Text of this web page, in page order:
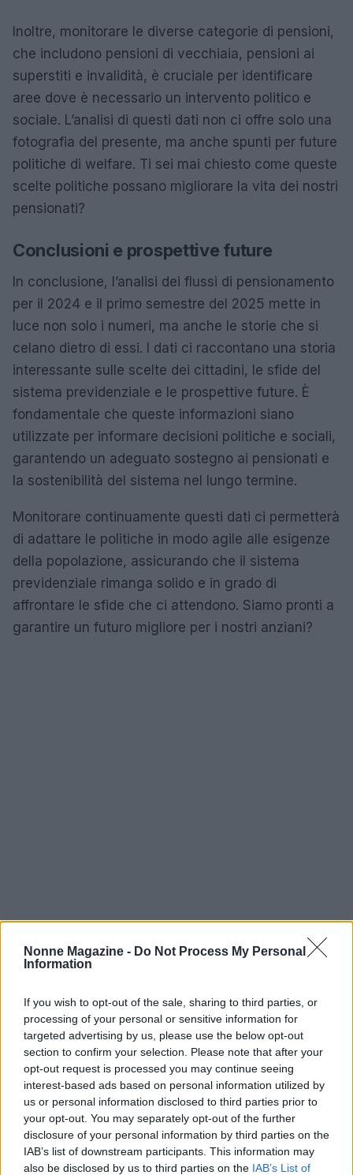
Nonne Magazine - Do Not Process My Personal
Information
If you wish to opt-out of the sale, sharing to third parties, or
processing of your personal or sensitive information for
targeted advertising by us, please use the below opt-out
section to confirm your selection. Please note that after your
opt-out request is processed you may continue seeing
interest-based ads based on personal information utilized by
us or personal information disclosed to third parties prior to
your opt-out. You may separately opt-out of the further
disclosure of your personal information by third parties on the
IAB’s list of downstream participants. This information may
also be disclosed by us to third parties on the IAB’s List of
Inoltre, monitorare le diverse categorie di pensioni,
che includono pensioni di vecchiaia, pensioni ai
superstiti e invalidità, è cruciale per identificare
aree dove è necessario un intervento politico e
sociale. L’analisi di questi dati non ci offre solo una
fotografia del presente, ma anche spunti per future
politiche di welfare. Ti sei mai chiesto come queste
scelte politiche possano migliorare la vita dei nostri
pensionati?
Conclusioni e prospettive future
In conclusione, l’analisi dei flussi di pensionamento
per il 2024 e il primo semestre del 2025 mette in
luce non solo i numeri, ma anche le storie che si
celano dietro di essi. I dati ci raccontano una storia
interessante sulle scelte dei cittadini, le sfide del
sistema previdenziale e le prospettive future. È
fondamentale che queste informazioni siano
utilizzate per informare decisioni politiche e sociali,
garantendo un adeguato sostegno ai pensionati e
la sostenibilità del sistema nel lungo termine.
Monitorare continuamente questi dati ci permetterà
di adattare le politiche in modo agile alle esigenze
della popolazione, assicurando che il sistema
previdenziale rimanga solido e in grado di
affrontare le sfide che ci attendono. Siamo pronti a
garantire un futuro migliore per i nostri anziani?
AUTORE
AiAdhubMedia